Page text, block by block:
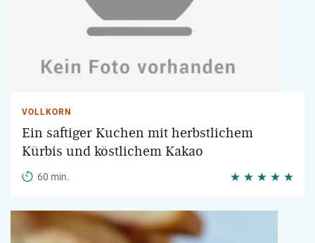
VOLLKORN
Ein saftiger Kuchen mit herbstlichem
Kürbis und köstlichem Kakao
60 min.